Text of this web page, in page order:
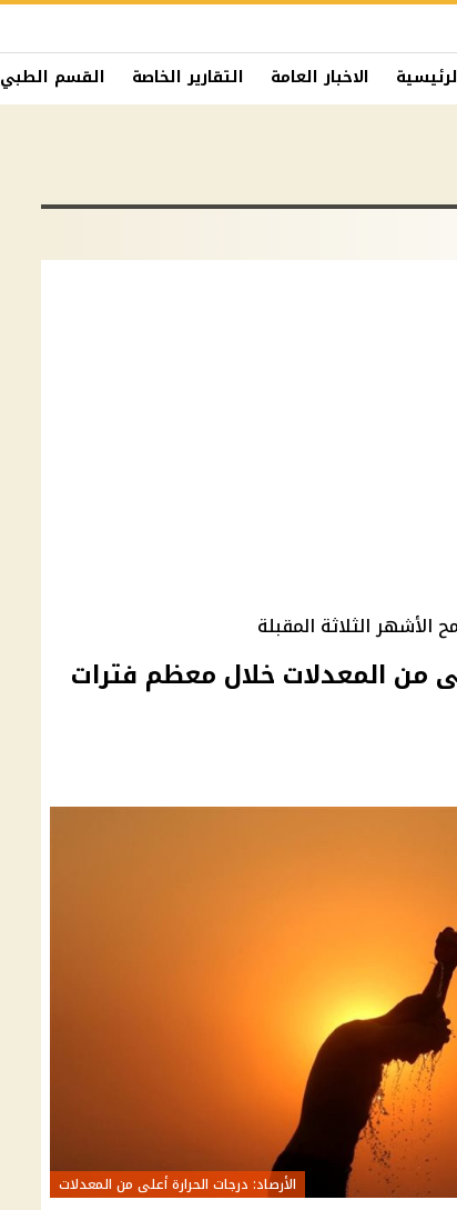
الاخبار العامة التقارير الخاصة القسم الطبي
الأشهر الثلاثة المقبلة
من المعدلات خلال معظم فترات
الأرصاد: درجات الحرارة أعلى من المعدلات